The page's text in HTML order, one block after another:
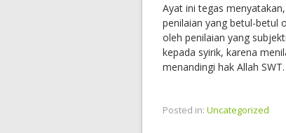
Ayat ini tegas
penilaian yang betul-betul
oleh penilaian yang
kepada syirik, karena
menandingi hak Allah
Posted in: Uncategorized